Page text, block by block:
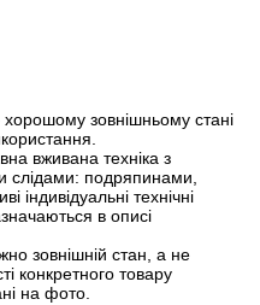
зовнішньому стані
вживана техніка з
слідами: подряпинами,
індивідуальні технічні
в описі
зовнішній стан, а не
конкретного товару
на фото.